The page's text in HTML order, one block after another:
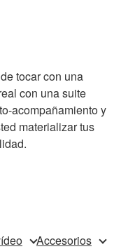
tocar con una
con una suite
acompañamiento y
materializar tus
Accesorios